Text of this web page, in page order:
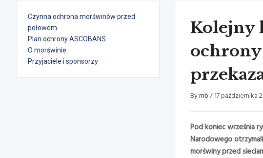
Czynna ochrona morświnów przed
połowem
Plan ochrony ASCOBANS
O morświnie
Przyjaciele i sponsorzy
Kolejny
Bymb/17 października
Pod koniec września
Narodowego
morświny przed